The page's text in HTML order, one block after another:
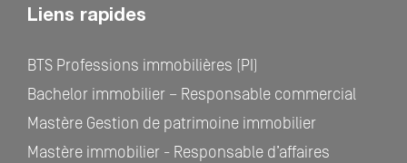
Liens rapides
BTS Professions immobilières (PI)
Bachelor immobilier – Responsable commercial
Mastère Gestion de patrimoine immobilier
Mastère immobilier - Responsable d’affaires